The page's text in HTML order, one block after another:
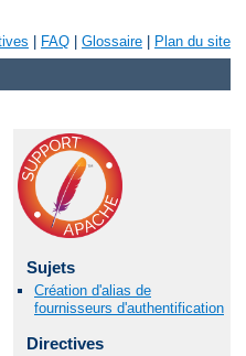
FAQ Glossaire Plan du site
Sujets
Création d'alias de
fournisseurs d'authentification
Directives